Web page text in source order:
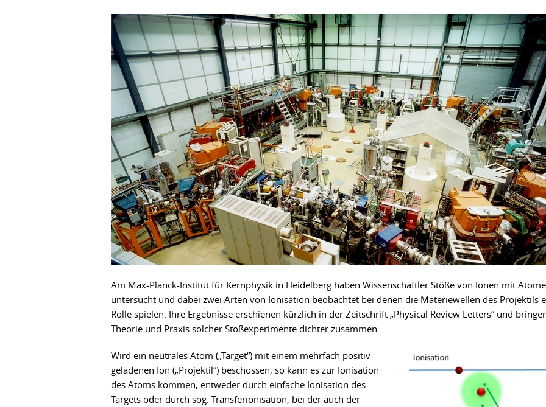
Am Max-Planck-Institut für Kernphysik in Heidelberg haben Wissenschaftler Stöße von Ionen mit
untersucht und dabei zwei Arten von Ionisation beobachtet bei denen die Materiewellen des Projektils
Rolle spielen. Ihre Ergebnisse erschienen kürzlich in der Zeitschrift „Physical Review Letters“ und
Theorie und Praxis solcher Stoßexperimente dichter zusammen.
Wird ein neutrales Atom („Target“) mit einem mehrfach positiv
geladenen Ion („Projektil“) beschossen, so kann es zur Ionisation
des Atoms kommen, entweder durch einfache Ionisation des
Targets oder durch sog. Transferionisation, bei der auch der